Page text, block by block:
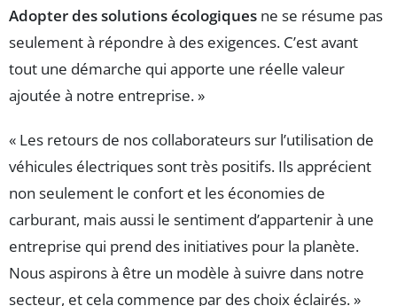
Adopter des solutions écologiques ne se résume pas
seulement à répondre à des exigences. C’est avant
tout une démarche qui apporte une réelle valeur
ajoutée à notre entreprise. »
« Les retours de nos collaborateurs sur l’utilisation de
véhicules électriques sont très positifs. Ils apprécient
non seulement le confort et les économies de
carburant, mais aussi le sentiment d’appartenir à une
entreprise qui prend des initiatives pour la planète.
Nous aspirons à être un modèle à suivre dans notre
secteur, et cela commence par des choix éclairés. »